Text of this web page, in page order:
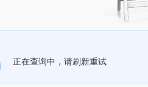
正在查询中，请刷新重试